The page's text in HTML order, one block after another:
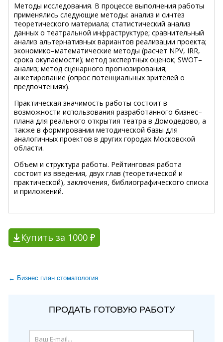
Методы исследования. В процессе выполнения работы
применялись следующие методы: анализ и синтез
теоретического материала; статистический анализ
данных о театральной инфраструктуре; сравнительный
анализ альтернативных вариантов реализации проекта;
экономико–математические методы (расчет NPV, IRR,
срока окупаемости); метод экспертных оценок; SWOT–
анализ; метод сценарного прогнозирования;
анкетирование (опрос потенциальных зрителей о
предпочтениях).
Практическая значимость работы состоит в
возможности использования разработанного бизнес–
плана для реального открытия театра в Домодедово, а
также в формировании методической базы для
аналогичных проектов в других городах Московской
области.
Объем и структура работы. Рейтинговая работа
состоит из введения, двух глав (теоретической и
практической), заключения, библиографического списка
и приложений.
Купить за 1000 ₽
← Бизнес план стоматология
ПРОДАТЬ ГОТОВУЮ РАБОТУ